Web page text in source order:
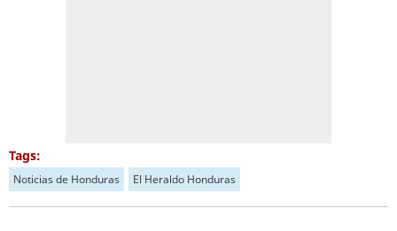
Tags:
Noticias de Honduras El Heraldo Honduras